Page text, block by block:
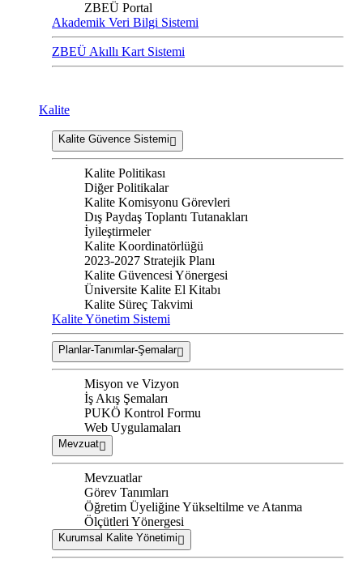
ZBEÜ Portal
Akademik Veri Bilgi Sistemi
ZBEÜ Akıllı Kart Sistemi
Kalite
Kalite Güvence Sistemi
Kalite Politikası
Diğer Politikalar
Kalite Komisyonu Görevleri
Dış Paydaş Toplantı Tutanakları
İyileştirmeler
Kalite Koordinatörlüğü
2023-2027 Stratejik Planı
Kalite Güvencesi Yönergesi
Üniversite Kalite El Kitabı
Kalite Süreç Takvimi
Kalite Yönetim Sistemi
Planlar-Tanımlar-Şemalar
Misyon ve Vizyon
İş Akış Şemaları
PUKÖ Kontrol Formu
Web Uygulamaları
Mevzuat
Mevzuatlar
Görev Tanımları
Öğretim Üyeliğine Yükseltilme ve Atanma
Ölçütleri Yönergesi
Kurumsal Kalite Yönetimi